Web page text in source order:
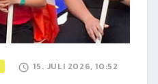
15. JULI 2026, 10:52